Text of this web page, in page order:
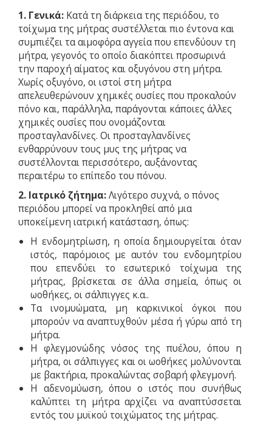
1. Γενικά: Κατά τη διάρκεια της περιόδου, το
τοίχωμα της μήτρας συστέλλεται πιο έντονα και
συμπιέζει τα αιμοφόρα αγγεία που επενδύουν τη
μήτρα, γεγονός το οποίο διακόπτει προσωρινά
την παροχή αίματος και οξυγόνου στη μήτρα.
Χωρίς οξυγόνο, οι ιστοί στη μήτρα
απελευθερώνουν χημικές ουσίες που προκαλούν
πόνο και, παράλληλα, παράγονται κάποιες άλλες
χημικές ουσίες που ονομάζονται
προσταγλανδίνες. Οι προσταγλανδίνες
ενθαρρύνουν τους μυς της μήτρας να
συστέλλονται περισσότερο, αυξάνοντας
περαιτέρω το επίπεδο του πόνου.
2. Ιατρικό ζήτημα:Λιγότερο συχνά, ο πόνος
περιόδου μπορεί να προκληθεί από μια
υποκείμενη ιατρική κατάσταση, όπως:
Η ενδομητρίωση, η οποία δημιουργείται όταν
ιστός, παρόμοιος με αυτόν του ενδομητρίου
που επενδύει το εσωτερικό τοίχωμα της
μήτρας, βρίσκεται σε άλλα σημεία, όπως οι
ωοθήκες, οι σάλπιγγες κ.α..
Τα ινομυώματα, μη καρκινικοί όγκοι που
μπορούν να αναπτυχθούν μέσα ή γύρω από τη
μήτρα.
Η φλεγμονώδης νόσος της πυέλου, όπου η
μήτρα, οι σάλπιγγες και οι ωοθήκες μολύνονται
με βακτήρια, προκαλώντας σοβαρή φλεγμονή.
Η αδενομύωση, όπου ο ιστός που συνήθως
καλύπτει τη μήτρα αρχίζει να αναπτύσσεται
εντός του μυϊκού τοιχώματος της μήτρας.